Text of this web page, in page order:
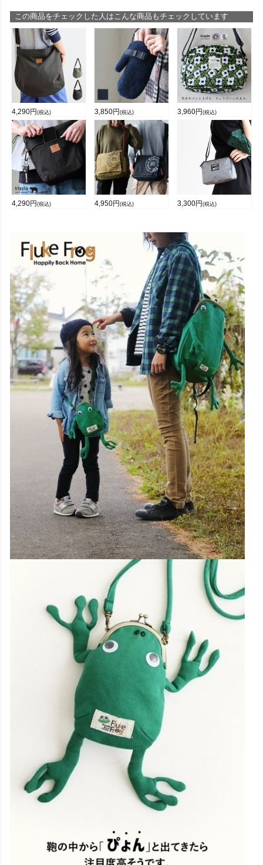
この商品をチェックした人はこんな商品もチェックしています
4,290円(税込) 3,850円(税込) 3,960円(税込)
4,290円(税込) 4,950円(税込) 3,300円(税込)